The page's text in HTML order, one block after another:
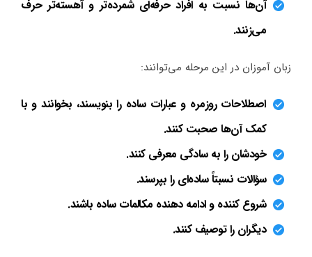
آن‌ها نسبت به افراد حرفه‌ای شمرده‌تر و آهسته‌تر حرف
می‌زنند.
زبان آموزان در این مرحله می‌توانند:
اصطلاحات روزمره و عبارات ساده را بنویسند، بخوانند و با
کمک آن‌ها صحبت کنند.
خودشان را به سادگی معرفی کنند.
سؤالات نسبتاً ساده‌ای را بپرسند.
شروع کننده و ادامه دهنده مکالمات ساده باشند.
دیگران را توصیف کنند.